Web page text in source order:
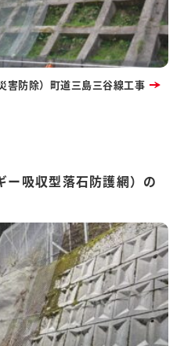
害防除）町道三島三谷線工事
ー吸収型落石防護網）の